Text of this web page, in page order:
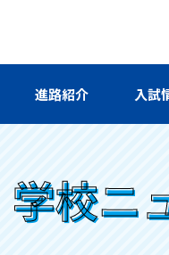
進路紹介 入試
学校ニ